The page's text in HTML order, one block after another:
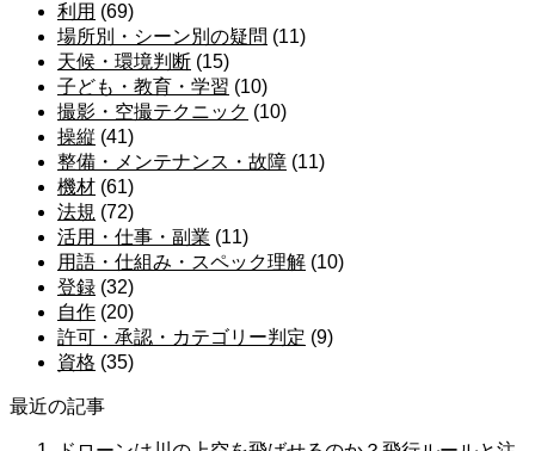
利用 (69)
場所別・シーン別の疑問 (11)
天候・環境判断 (15)
子ども・教育・学習 (10)
撮影・空撮テクニック (10)
操縦 (41)
整備・メンテナンス・故障 (11)
機材 (61)
法規 (72)
活用・仕事・副業 (11)
用語・仕組み・スペック理解 (10)
登録 (32)
自作 (20)
許可・承認・カテゴリー判定 (9)
資格 (35)
最近の記事